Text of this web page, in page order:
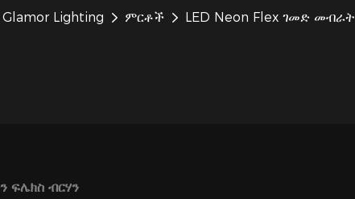
Glamor Lighting ምርቶች LED Neon Flex ገመድ መብራት
ፍሌክስ ብርሃን